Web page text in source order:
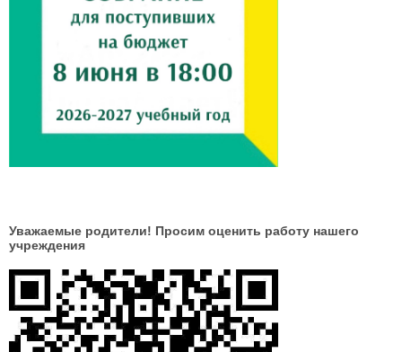
Уважаемые родители! Просим оценить работу нашего
учреждения